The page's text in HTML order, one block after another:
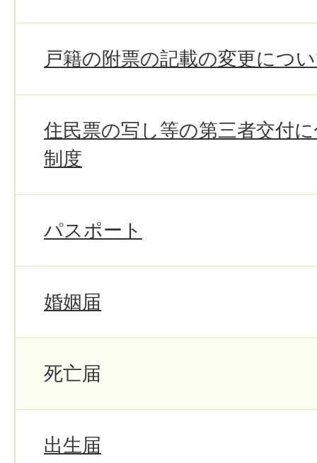
戸籍の附票の記載の変更につ
住民票の写し等の第三者交付
制度
パスポート
婚姻届
死亡届
出生届